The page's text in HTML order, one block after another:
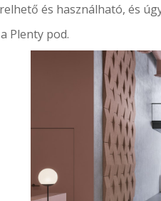
és használható, és
Plenty pod.